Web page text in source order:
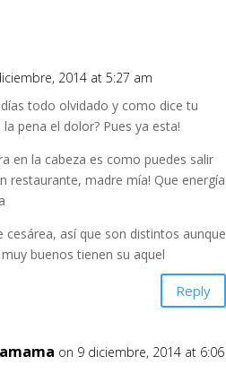
2014 at 5:27 am
todo olvidado y como dice tu
pena el dolor? Pues ya esta!
en la cabeza es como puedes salir
restaurante, madre mía! Que energía
así que son distintos aunque
buenos tienen su aquel
Reply
on 9 diciembre, 2014 at 6:06